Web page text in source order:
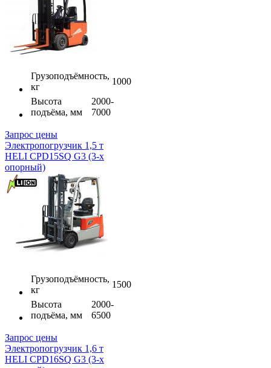
Грузоподъёмность,
кг
1000
Высота
подъёма, мм
2000-
7000
Запрос цены
Электропогрузчик 1,5 т
HELI CPD15SQ G3 (3-х
опорный)
Грузоподъёмность,
кг
1500
Высота
подъёма, мм
2000-
6500
Запрос цены
Электропогрузчик 1,6 т
HELI CPD16SQ G3 (3-х